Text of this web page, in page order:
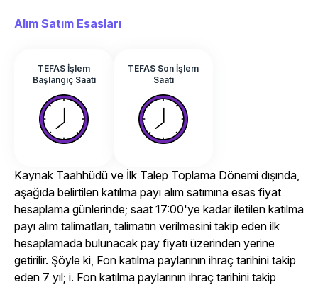
Alım Satım Esasları
TEFAS İşlem
Başlangıç Saati
TEFAS Son İşlem
Saati
Kaynak Taahhüdü ve İlk Talep Toplama Dönemi dışında,
aşağıda belirtilen katılma payı alım satımına esas fiyat
hesaplama günlerinde; saat 17:00'ye kadar iletilen katılma
payı alım talimatları, talimatın verilmesini takip eden ilk
hesaplamada bulunacak pay fiyatı üzerinden yerine
getirilir. Şöyle ki, Fon katılma paylarının ihraç tarihini takip
eden 7 yıl; i. Fon katılma paylarının ihraç tarihini takip